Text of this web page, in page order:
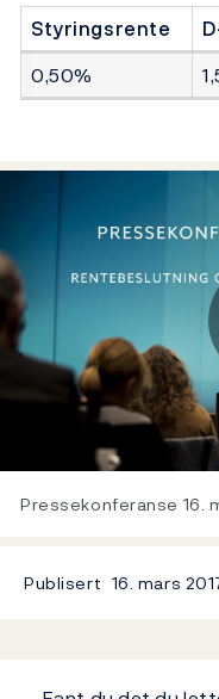
Styringsrente
0,50%
Pressekonferanse 16.
Publisert 16. mars